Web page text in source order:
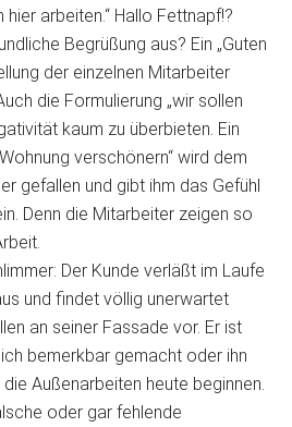
hier arbeiten.“ Hallo Fettnapf!?
Begrüßung aus? Ein „Guten
der einzelnen Mitarbeiter
die Formulierung „wir sollen
kaum zu überbieten. Ein
verschönern“ wird dem
gefallen und gibt ihm das Gefühl
Denn die Mitarbeiter zeigen so
Der Kunde verläßt im Laufe
und findet völlig unerwartet
an seiner Fassade vor. Er ist
bemerkbar gemacht oder ihn
Außenarbeiten heute beginnen.
oder gar fehlende